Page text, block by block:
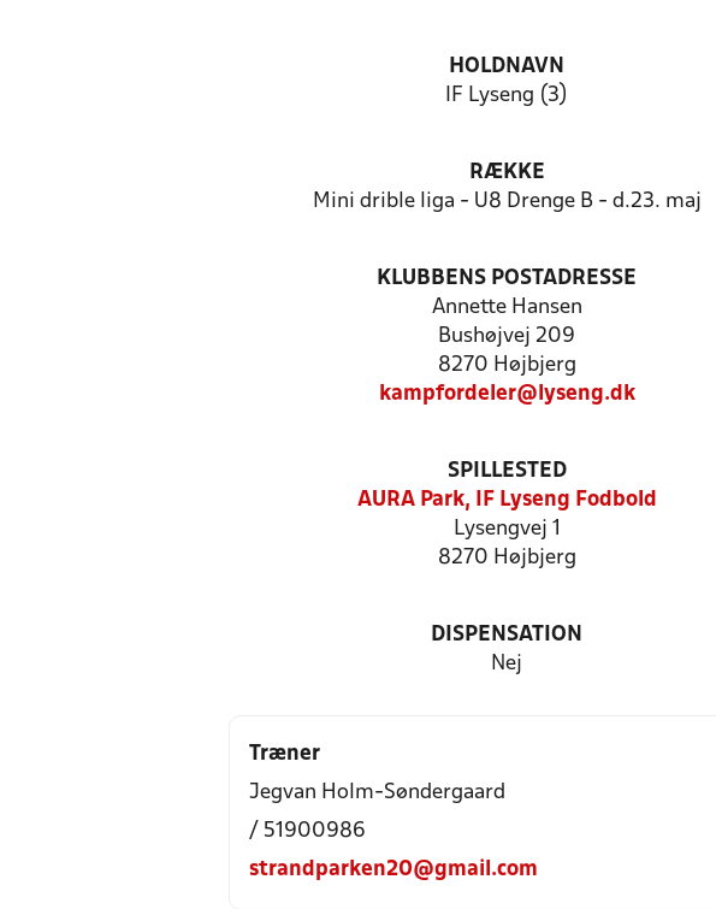
HOLDNAVN
IF Lyseng (3)
RÆKKE
Mini drible liga - U8 Drenge B - d.23. maj
KLUBBENS POSTADRESSE
Annette Hansen
Bushøjvej 209
8270 Højbjerg
kampfordeler@lyseng.dk
SPILLESTED
AURA Park, IF Lyseng Fodbold
Lysengvej 1
8270 Højbjerg
DISPENSATION
Nej
Træner
Jegvan Holm-Søndergaard
/ 51900986
strandparken20@gmail.com